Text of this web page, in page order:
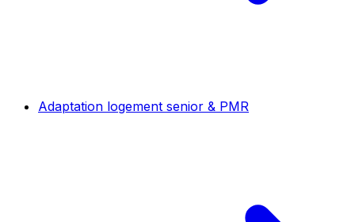
Adaptation logement senior & PMR